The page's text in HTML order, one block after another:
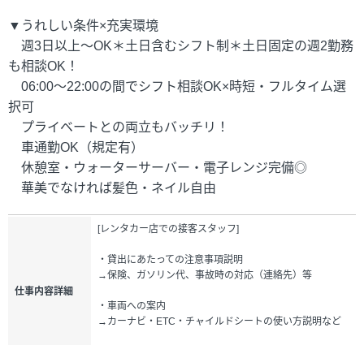
▼うれしい条件×充実環境
週3日以上～OK＊土日含むシフト制＊土日固定の週2勤務
も相談OK！
06:00～22:00の間でシフト相談OK×時短・フルタイム選
択可
プライベートとの両立もバッチリ！
車通勤OK（規定有）
休憩室・ウォーターサーバー・電子レンジ完備◎
華美でなければ髪色・ネイル自由
仕事内容詳細
[レンタカー店での接客スタッフ]
・貸出にあたっての注意事項説明
→保険、ガソリン代、事故時の対応（連絡先）等
・車両への案内
→カーナビ・ETC・チャイルドシートの使い方説明など